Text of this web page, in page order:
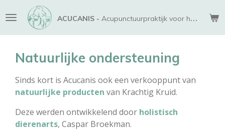
direct
naar
hoofdinhoud
ACUCANIS - Acupunctuurpraktijk voor honden
Natuurlijke ondersteuning
Sinds kort is Acucanis ook een verkooppunt van
natuurlijke producten van Krachtig Kruid.
Deze werden ontwikkelend door holistisch
dierenarts, Caspar Broekman.